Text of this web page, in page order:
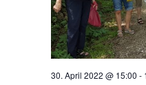
30. April 2022 @ 15:00 -